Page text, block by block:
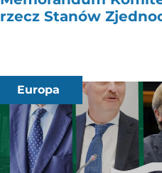
rzecz Stanów
Europa